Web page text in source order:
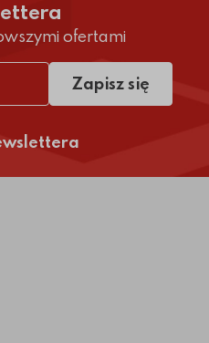
ofertami
Zapisz się